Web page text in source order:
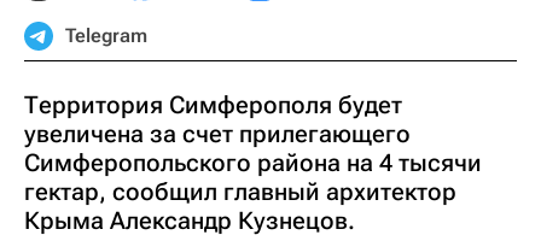
Telegram
Территория Симферополя будет
увеличена за счет прилегающего
Симферопольского района на 4 тысячи
гектар, сообщил главный архитектор
Крыма Александр Кузнецов.